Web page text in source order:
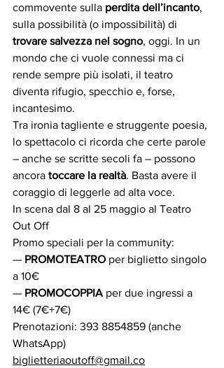
commovente sulla perdita dell’incanto,
sulla possibilità (o impossibilità) di
trovare salvezza nel sogno, oggi. In un
mondo che ci vuole connessi ma ci
rende sempre più isolati, il teatro
diventa rifugio, specchio e, forse,
incantesimo.
Tra ironia tagliente e struggente poesia,
lo spettacolo ci ricorda che certe parole
– anche se scritte secoli fa – possono
ancora toccare la realtà. Basta avere il
coraggio di leggerle ad alta voce.
In scena dal 8 al 25 maggio al Teatro
Out Off
Promo speciali per la community:
— PROMOTEATRO per biglietto singolo
a 10€
— PROMOCOPPIA per due ingressi a
14€ (7€+7€)
Prenotazioni: 393 8854859 (anche
WhatsApp)
biglietteriaoutoff@gmail.co